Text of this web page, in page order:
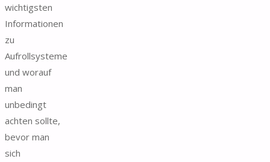
wichtigsten
Informationen
zu
Aufrollsysteme
und worauf
man
unbedingt
achten sollte,
bevor man
sich